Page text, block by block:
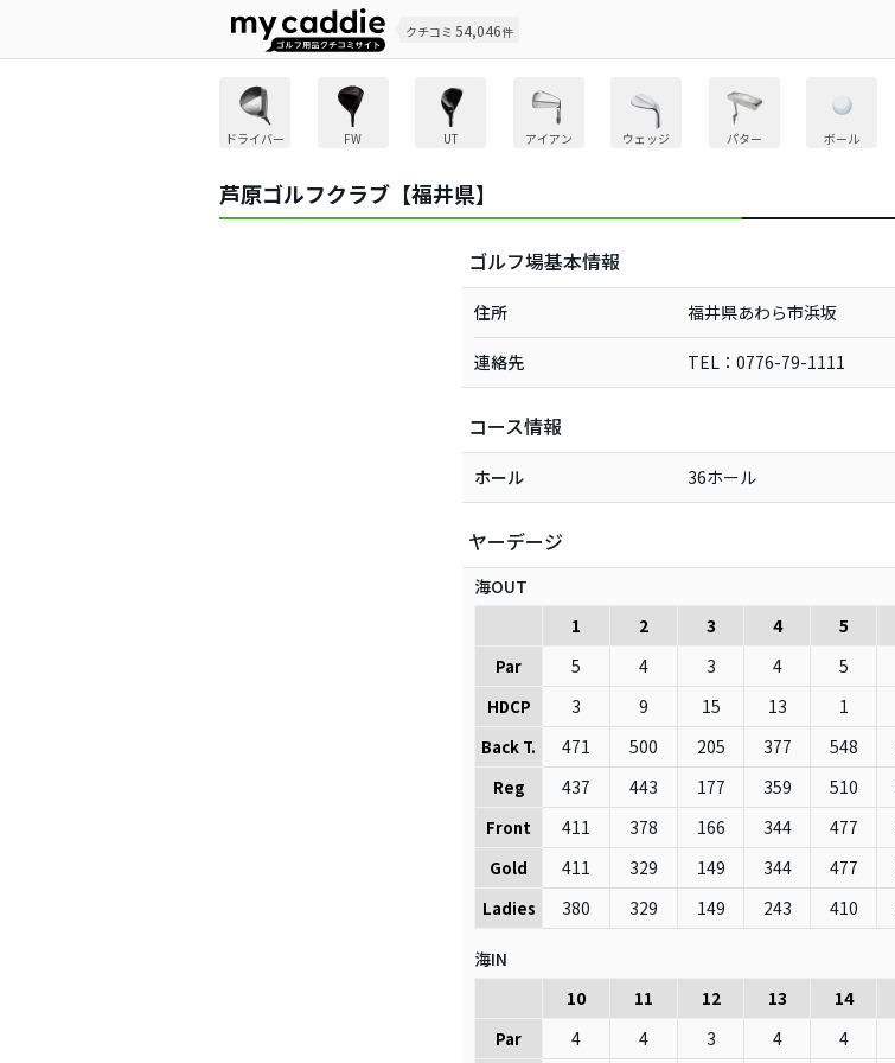
クチコミ 54,046件
ドライバー FW UT アイアン ウェッジ パター ボール
芦原ゴルフクラブ【福井県】
ゴルフ場基本情報
住所 福井県あわら市浜坂
連絡先 TEL：0776-79-1111
コース情報
ホール 36ホール
ヤーデージ
海OUT
1
2 3 4 5
Par 5 4 3 4 5
HDCP 3 9 15 13 1
Back T. 471 500 205 377 548
Reg 437 443 177 359 510
Front 411 378 166 344 477
Gold 411 329 149 344 477
Ladies 380 329 149 243 410
海IN
10
11 12 13 14
Par 4 4 3 4 4